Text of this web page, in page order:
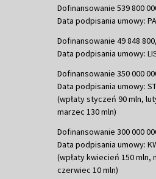
Dofinansowanie 539 800
Data podpisania umowy:
Dofinansowanie 49 848
Data podpisania umowy:
Dofinansowanie 350 000
Data podpisania umowy:
(wpłaty styczeń 90 mln,
marzec 130 mln)
Dofinansowanie 300 000
Data podpisania umowy:
(wpłaty kwiecień 150 mln,
czerwiec 10 mln)